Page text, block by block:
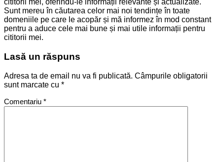
cititorii mei, oferindu-le informații relevante și actualizate.
Sunt mereu în căutarea celor mai noi tendințe în toate
domeniile pe care le acopăr și mă informez în mod constant
pentru a aduce cele mai bune și mai utile informații pentru
cititorii mei.
Lasă un răspuns
Adresa ta de email nu va fi publicată. Câmpurile obligatorii
sunt marcate cu *
Comentariu *